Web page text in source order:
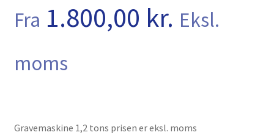
Kunde formular
Kurv
Langtidsudlejning
Fra 1.800,00 kr. Eksl.
moms
Gravemaskine 1,2 tons prisen er eksl. moms